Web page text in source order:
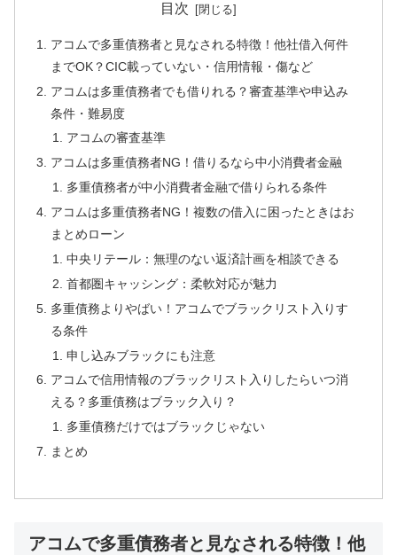
目次
アコムで多重債務者と見なされる特徴！他社借入何件
までOK？CIC載っていない・信用情報・傷など
アコムは多重債務者でも借りれる？審査基準や申込み
条件・難易度
アコムの審査基準
アコムは多重債務者NG！借りるなら中小消費者金融
多重債務者が中小消費者金融で借りられる条件
アコムは多重債務者NG！複数の借入に困ったときはお
まとめローン
中央リテール：無理のない返済計画を相談できる
首都圏キャッシング：柔軟対応が魅力
多重債務よりやばい！アコムでブラックリスト入りす
る条件
申し込みブラックにも注意
アコムで信用情報のブラックリスト入りしたらいつ消
える？多重債務はブラック入り？
多重債務だけではブラックじゃない
まとめ
アコムで多重債務者と見なされる特徴！他